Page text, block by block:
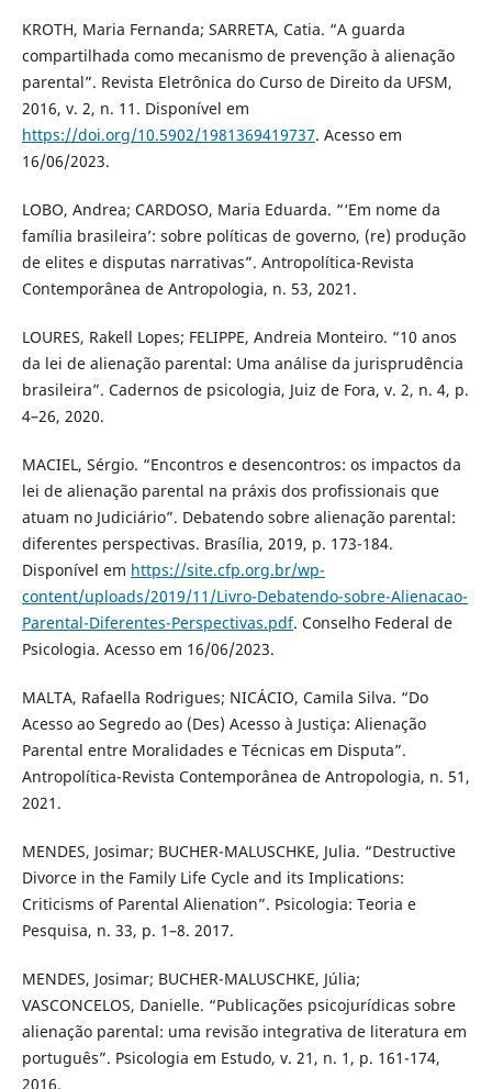
KROTH, Maria Fernanda; SARRETA, Catia. “A guarda
compartilhada como mecanismo de prevenção à alienação
parental”. Revista Eletrônica do Curso de Direito da UFSM,
2016, v. 2, n. 11. Disponível em
https://doi.org/10.5902/1981369419737. Acesso em
16/06/2023.
LOBO, Andrea; CARDOSO, Maria Eduarda. “‘Em nome da
família brasileira’: sobre políticas de governo, (re) produção
de elites e disputas narrativas”. Antropolítica-Revista
Contemporânea de Antropologia, n. 53, 2021.
LOURES, Rakell Lopes; FELIPPE, Andreia Monteiro. “10 anos
da lei de alienação parental: Uma análise da jurisprudência
brasileira”. Cadernos de psicologia, Juiz de Fora, v. 2, n. 4, p.
4–26, 2020.
MACIEL, Sérgio. “Encontros e desencontros: os impactos da
lei de alienação parental na práxis dos profissionais que
atuam no Judiciário”. Debatendo sobre alienação parental:
diferentes perspectivas. Brasília, 2019, p. 173-184.
Disponível em https://site.cfp.org.br/wp-
content/uploads/2019/11/Livro-Debatendo-sobre-Alienacao-
Parental-Diferentes-Perspectivas.pdf. Conselho Federal de
Psicologia. Acesso em 16/06/2023.
MALTA, Rafaella Rodrigues; NICÁCIO, Camila Silva. “Do
Acesso ao Segredo ao (Des) Acesso à Justiça: Alienação
Parental entre Moralidades e Técnicas em Disputa”.
Antropolítica-Revista Contemporânea de Antropologia, n. 51,
2021.
MENDES, Josimar; BUCHER-MALUSCHKE, Julia. “Destructive
Divorce in the Family Life Cycle and its Implications:
Criticisms of Parental Alienation”. Psicologia: Teoria e
Pesquisa, n. 33, p. 1–8. 2017.
MENDES, Josimar; BUCHER-MALUSCHKE, Júlia;
VASCONCELOS, Danielle. “Publicações psicojurídicas sobre
alienação parental: uma revisão integrativa de literatura em
português”. Psicologia em Estudo, v. 21, n. 1, p. 161-174,
2016.